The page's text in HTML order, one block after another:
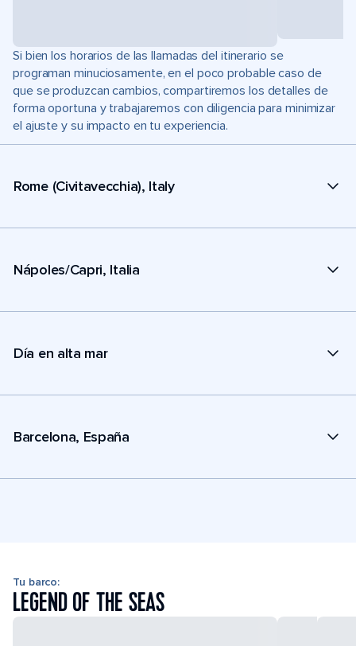
Si bien los horarios de las llamadas del itinerario se
programan minuciosamente, en el poco probable caso de
que se produzcan cambios, compartiremos los detalles de
forma oportuna y trabajaremos con diligencia para minimizar
el ajuste y su impacto en tu experiencia.
Rome (Civitavecchia), Italy
Nápoles/Capri, Italia
Día en alta mar
Barcelona, España
Tu barco:
LEGEND OF THE SEAS